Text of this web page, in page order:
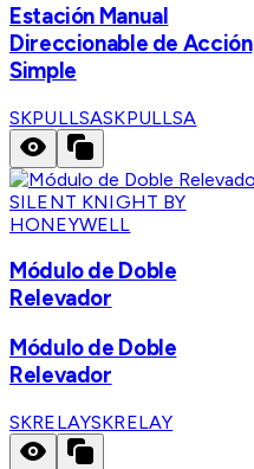
Estación Manual
Direccionable de Acción
Simple
SKPULLSASKPULLSA
SILENT KNIGHT BY
HONEYWELL
Módulo de Doble
Relevador
Módulo de Doble
Relevador
SKRELAYSKRELAY